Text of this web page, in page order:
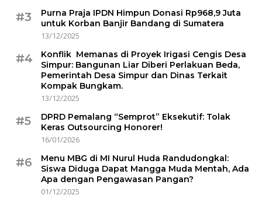
#3
Purna Praja IPDN Himpun Donasi Rp968,9 Juta
untuk Korban Banjir Bandang di Sumatera
13/12/2025
#4
Konflik Memanas di Proyek Irigasi Cengis Desa
Simpur: Bangunan Liar Diberi Perlakuan Beda,
Pemerintah Desa Simpur dan Dinas Terkait
Kompak Bungkam.
13/12/2025
#5
DPRD Pemalang “Semprot” Eksekutif: Tolak
Keras Outsourcing Honorer!
16/01/2026
#6
Menu MBG di MI Nurul Huda Randudongkal:
Siswa Diduga Dapat Mangga Muda Mentah, Ada
Apa dengan Pengawasan Pangan?
01/12/2025